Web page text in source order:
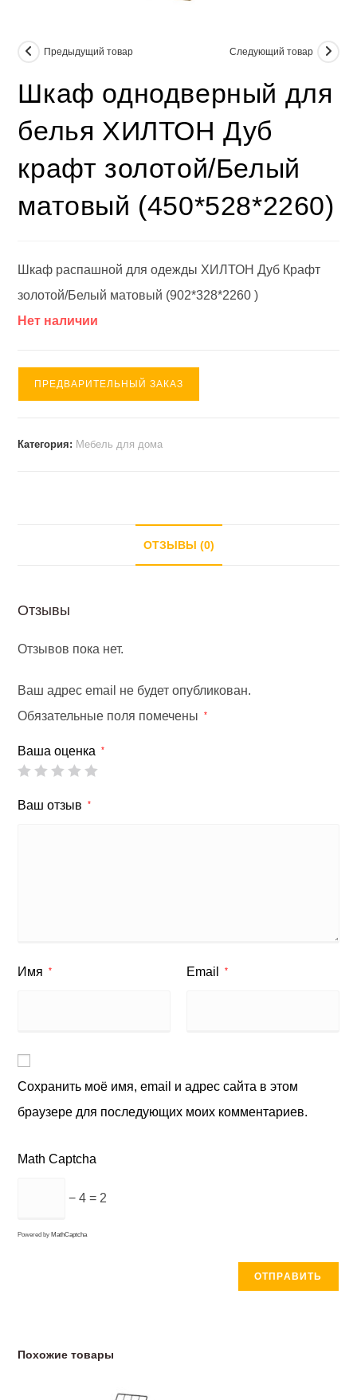
Предыдущий товар Следующий товар
Шкаф однодверный для
белья ХИЛТОН Дуб
крафт золотой/Белый
матовый (450*528*2260)
Шкаф распашной для одежды ХИЛТОН Дуб Крафт
золотой/Белый матовый (902*328*2260 )
Нет наличии
ПРЕДВАРИТЕЛЬНЫЙ ЗАКАЗ
Категория: Мебель для дома
ОТЗЫВЫ (0)
Отзывы
Отзывов пока нет.
Ваш адрес email не будет опубликован.
Обязательные поля помечены
*
Ваша оценка *
Ваш отзыв *
Имя * Email *
Сохранить моё имя, email и адрес сайта в этом
браузере для последующих моих комментариев.
Math Captcha
− 4 = 2
Powered by MathCaptcha
Похожие товары